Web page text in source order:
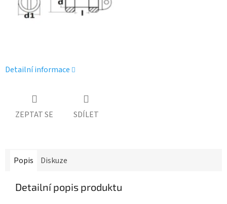
Detailní informace
ZEPTAT SE SDÍLET
Popis Diskuze
Detailní popis produktu